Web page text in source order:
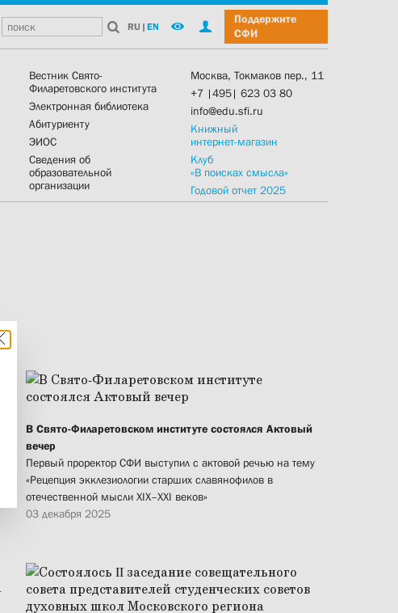
RU | EN
Поддержите
СФИ
Вестник Свято-
Филаретовского института
Электронная библиотека
Абитуриенту
ЭИОС
Сведения об
образовательной
организации
Москва, Токмаков пер., 11
+7 |495| 623 03 80
info@edu.sfi.ru
Книжный
интернет-магазин
Клуб
«В поисках смысла»
Годовой отчет 2025
В Свято-Филаретовском институте состоялся Актовый
вечер
Первый проректор СФИ выступил с актовой речью на тему
«Рецепция экклезиологии старших славянофилов в
отечественной мысли XIX–XXI веков»
03 декабря 2025